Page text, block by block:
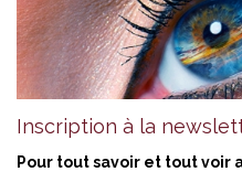
Inscription à la
Pour tout savoir et tout voir